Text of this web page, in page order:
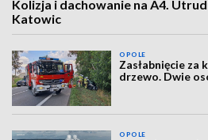
Kolizja i dachowanie na A4.
Katowic
OPOLE
Zasłabnięcie za
drzewo. Dwie
OPOLE